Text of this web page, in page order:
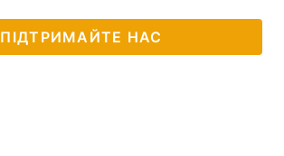
ПІДТРИМАЙТЕ НАС